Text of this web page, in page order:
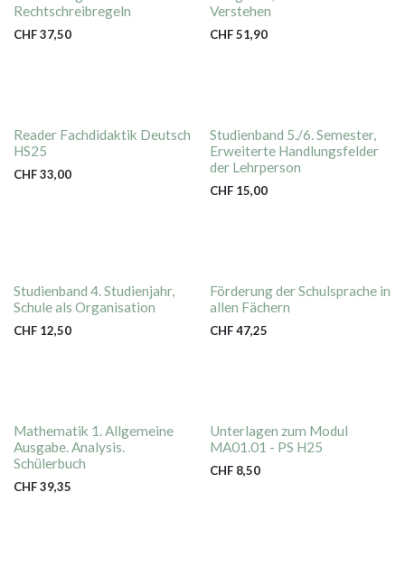
Rechtschreibregeln
CHF37,50
Verstehen
CHF51,90
Reader Fachdidaktik Deutsch
HS25
CHF33,00
Studienband 5./6. Semester,
Erweiterte Handlungsfelder
der Lehrperson
CHF 15,00
Studienband 4. Studienjahr,
Schule als Organisation
CHF 12,50
Förderung der Schulsprache in
allen Fächern
CHF47,25
Mathematik 1. Allgemeine
Ausgabe. Analysis.
Schülerbuch
CHF39,35
Unterlagen zum Modul
MA01.01 - PS H25
CHF 8,50